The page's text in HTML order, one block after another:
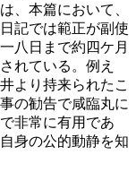
、本篇において、
記では範正が副使
八日まで約四ケ月
れている。例え
より持来られたこ
の勧告で咸臨丸に
非常に有用であ
身の公的動静を知